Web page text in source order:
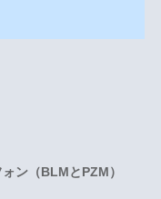
ン（BLMとPZM）